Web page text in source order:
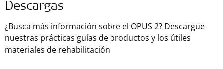
Descargas
¿Busca más información sobre el OPUS 2? Descargue
nuestras prácticas guías de productos y los útiles
materiales de rehabilitación.